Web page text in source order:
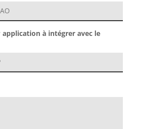
application à intégrer avec le